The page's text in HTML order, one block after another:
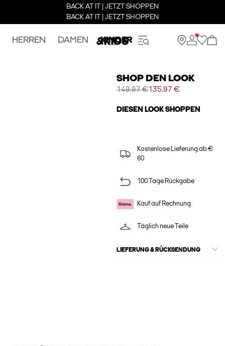
BACK AT IT | JETZT SHOPPEN
BACK AT IT | JETZT SHOPPEN
HERREN DAMEN KINDER
SHOP DEN LOOK
149.97 €135.97 €
DIESEN LOOK SHOPPEN
Kostenlose Lieferung ab €
60
100 Tage Rückgabe
Kauf auf Rechnung
Täglich neue Teile
LIEFERUNG & RÜCKSENDUNG